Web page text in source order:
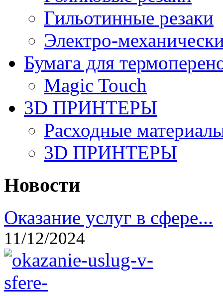
Гильотинные резаки
Электро-
Бумага для
Magic Touch
3D ПРИНТЕРЫ
Расходные
3D ПРИНТЕРЫ
Новости
Оказание услуг в сфере...
11/12/2024